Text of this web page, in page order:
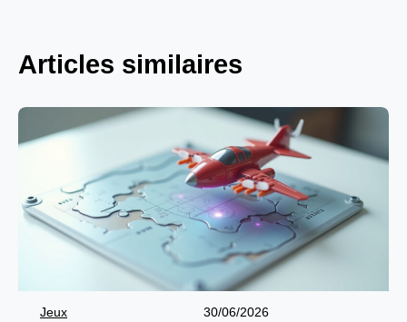
Articles similaires
Jeux 30/06/2026